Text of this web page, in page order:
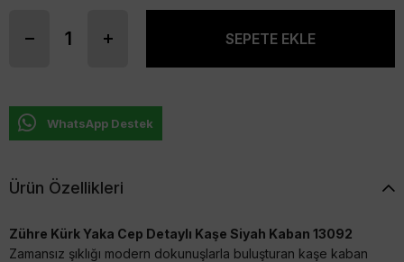
WhatsApp Destek
Ürün Özellikleri
Zühre Kürk Yaka Cep Detaylı Kaşe Siyah Kaban 13092
Zamansız şıklığı modern dokunuşlarla buluşturan kaşe kaban